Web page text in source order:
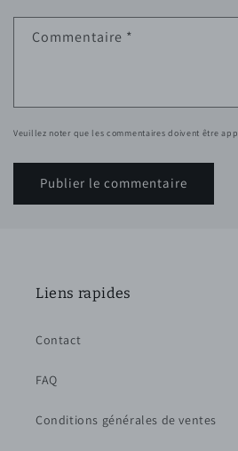
Commentaire *
Veuillez noter que les commentaires doivent être
Liens rapides
Contact
FAQ
Conditions générales de ventes